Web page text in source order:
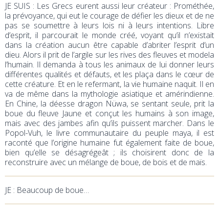
JE SUIS : Les Grecs eurent aussi leur créateur : Prométhée,
la prévoyance, qui eut le courage de défier les dieux et de ne
pas se soumettre à leurs lois ni à leurs intentions. Libre
d’esprit, il parcourait le monde créé, voyant qu’il n’existait
dans la création aucun être capable d’abriter l’esprit d’un
dieu. Alors il prit de l’argile sur les rives des fleuves et modela
l’humain. Il demanda à tous les animaux de lui donner leurs
différentes qualités et défauts, et les plaça dans le cœur de
cette créature. Et en le refermant, la vie humaine naquit. Il en
va de même dans la mythologie asiatique et amérindienne.
En Chine, la déesse dragon Nüwa, se sentant seule, prit la
boue du fleuve Jaune et conçut les humains à son image,
mais avec des jambes afin qu’ils puissent marcher. Dans le
Popol-Vuh, le livre communautaire du peuple maya, il est
raconté que l’origine humaine fut également faite de boue,
bien qu’elle se désagrégeât ; ils choisirent donc de la
reconstruire avec un mélange de boue, de bois et de maïs.
JE : Beaucoup de boue…